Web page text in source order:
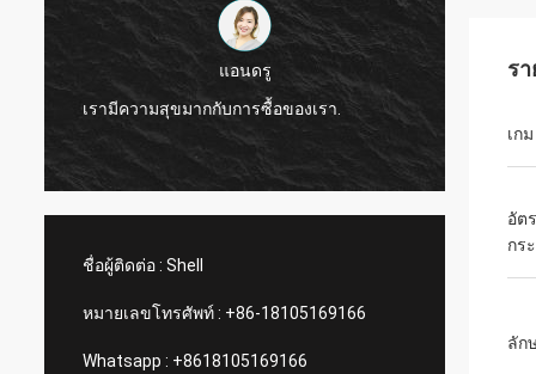
แอนดรู
เรามีความสุขมากกับการซื้อของเรา.
ชื่อผู้ติดต่อ : Shell
หมายเลขโทรศัพท์ : +86-18105169166
Whatsapp : +8618105169166
ร
เกม
อัต
กร
ลัก